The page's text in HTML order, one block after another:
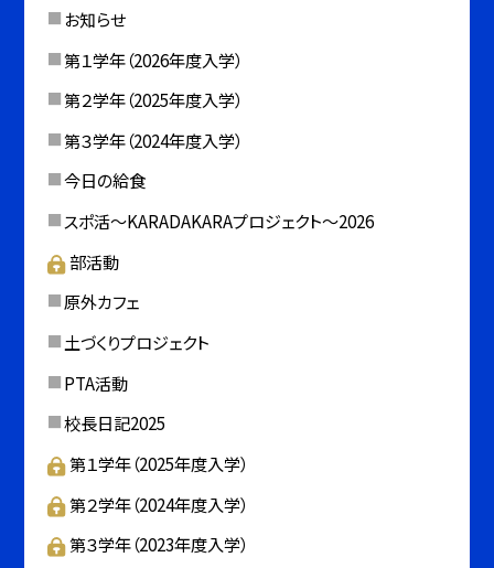
お知らせ
第１学年（2026年度入学）
第２学年（2025年度入学）
第３学年（2024年度入学）
今日の給食
スポ活～KARADAKARAプロジェクト～2026
部活動
原外カフェ
土づくりプロジェクト
PTA活動
校長日記2025
第１学年（2025年度入学）
第２学年（2024年度入学）
第３学年（2023年度入学）